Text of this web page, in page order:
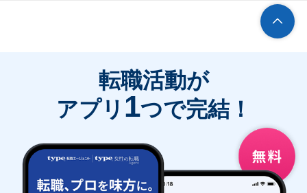
転職活動が
アプリ 1つで完結！